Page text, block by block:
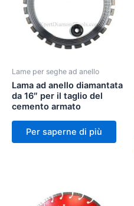
Lame per seghe ad anello
Lama ad anello diamantata
da 16″ per il taglio del
cemento armato
Per saperne di più